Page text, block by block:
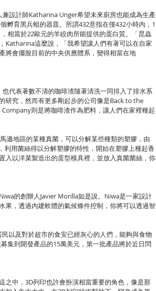
設計師Katharina Unger希望未來廚房也能成為生產
孵育黑兵蛆的器皿。所謂432意指在僅432小時內，1
相當於22歐元的羊絞肉所能提供的蛋白質。「昆蟲
Katharina這麼說，「我希望讓人們有著可以在自家
將會擺脫目前的中央供應體系，變得相當在地
代表著數不清的咖啡渣隨著清洗一同排入了排水系
研究，然而有更多剛起步的公司像是Back to the
則是將咖啡渣作為肥料，讓人們在家裡種起
遜地區的某種真菌，可以分解某些種類的塑膠，由
用菌絲得以分解塑膠的特性，開始在塑膠上種起香
入以洋菜製造出的蛋型模具裡，並放入真菌菌絲，你
的創辦人Javier Morilla如是說。Niwa是一家設計
果，透過內建軟體的氣候條件控制，你將可以透過智
以及對於超市的食安已經灰心的人們，能夠與食物
集到開發產品的15萬美元，第一批產品將於近日問
之中，3D列印也許會扮演相當重要的角色，像是那